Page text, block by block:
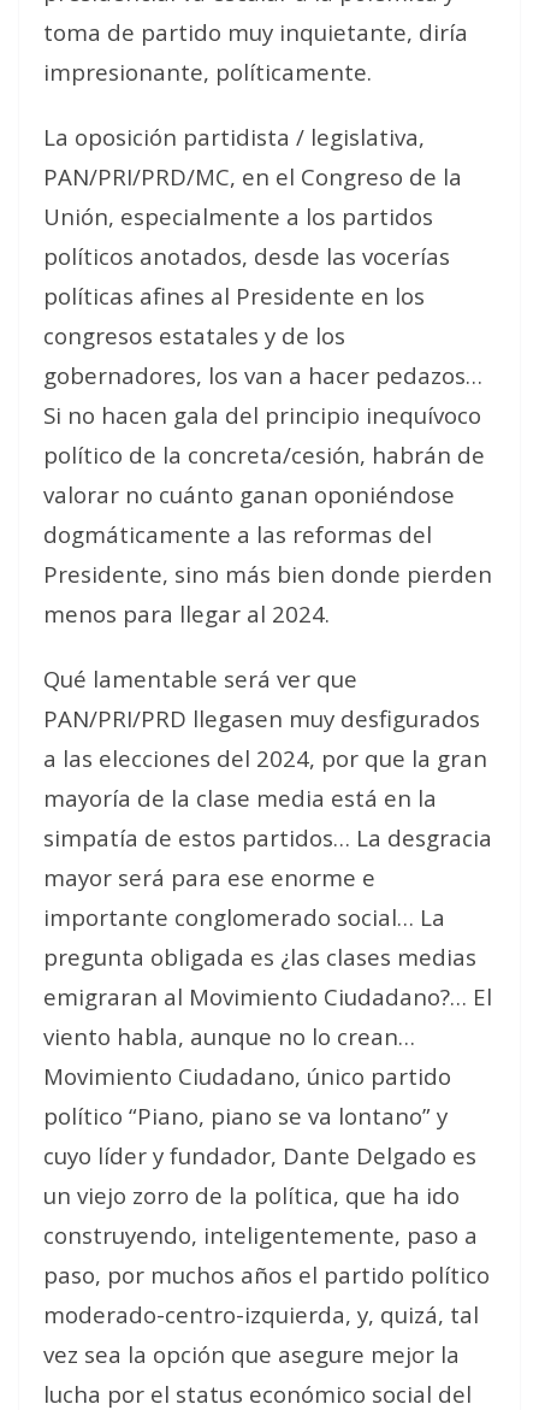
toma de partido muy inquietante, diría
impresionante, políticamente.
La oposición partidista / legislativa,
PAN/PRI/PRD/MC, en el Congreso de la
Unión, especialmente a los partidos
políticos anotados, desde las vocerías
políticas afines al Presidente en los
congresos estatales y de los
gobernadores, los van a hacer pedazos…
Si no hacen gala del principio inequívoco
político de la concreta/cesión, habrán de
valorar no cuánto ganan oponiéndose
dogmáticamente a las reformas del
Presidente, sino más bien donde pierden
menos para llegar al 2024.
Qué lamentable será ver que
PAN/PRI/PRD llegasen muy desfigurados
a las elecciones del 2024, por que la gran
mayoría de la clase media está en la
simpatía de estos partidos… La desgracia
mayor será para ese enorme e
importante conglomerado social… La
pregunta obligada es ¿las clases medias
emigraran al Movimiento Ciudadano?… El
viento habla, aunque no lo crean…
Movimiento Ciudadano, único partido
político “Piano, piano se va lontano” y
cuyo líder y fundador, Dante Delgado es
un viejo zorro de la política, que ha ido
construyendo, inteligentemente, paso a
paso, por muchos años el partido político
moderado-centro-izquierda, y, quizá, tal
vez sea la opción que asegure mejor la
lucha por el status económico social del